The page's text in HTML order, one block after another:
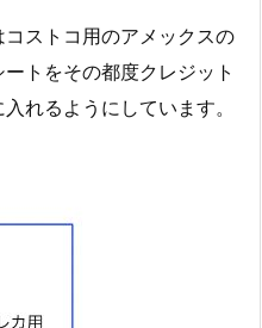
ストコ用のアメックスの
トをその都度クレジット
れるようにしています。